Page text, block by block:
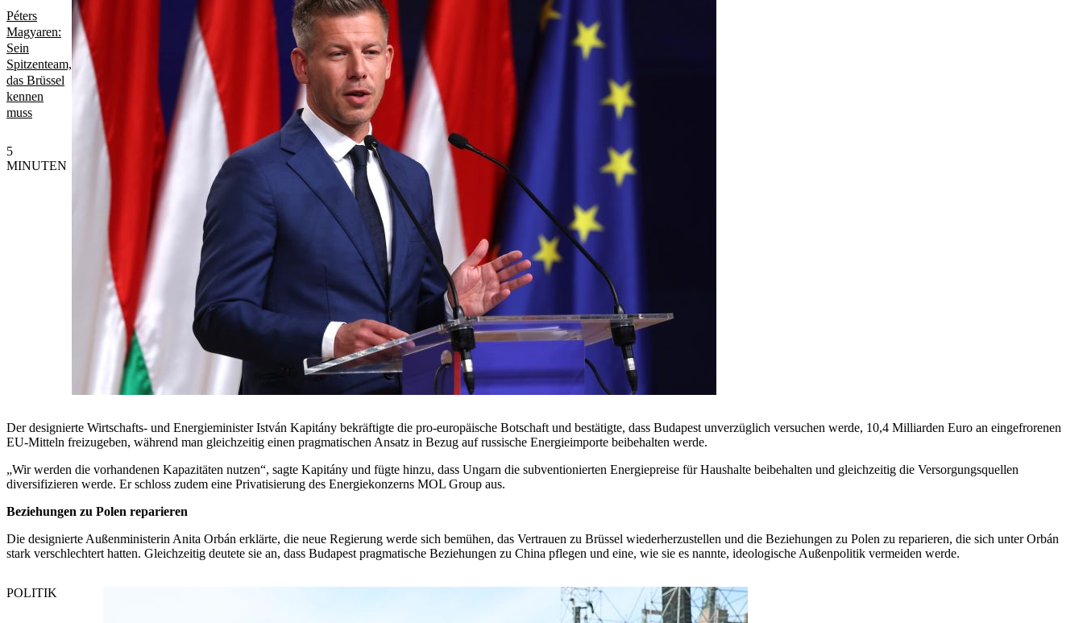
Péters
Magyaren:
Sein
Spitzenteam,
das Brüssel
kennen
muss
5
MINUTEN
Der designierte Wirtschafts- und Energieminister István Kapitány bekräftigte die pro-europäische Botschaft und bestätigte, dass Budapest unverzüglich versuchen werde, 10,4 Milliarden Euro an eingefrorenen
EU-Mitteln freizugeben, während man gleichzeitig einen pragmatischen Ansatz in Bezug auf russische Energieimporte beibehalten werde.
„Wir werden die vorhandenen Kapazitäten nutzen“, sagte Kapitány und fügte hinzu, dass Ungarn die subventionierten Energiepreise für Haushalte beibehalten und gleichzeitig die Versorgungsquellen
diversifizieren werde. Er schloss zudem eine Privatisierung des Energiekonzerns MOL Group aus.
Beziehungen zu Polen reparieren
Die designierte Außenministerin Anita Orbán erklärte, die neue Regierung werde sich bemühen, das Vertrauen zu Brüssel wiederherzustellen und die Beziehungen zu Polen zu reparieren, die sich unter Orbán
stark verschlechtert hatten. Gleichzeitig deutete sie an, dass Budapest pragmatische Beziehungen zu China pflegen und eine, wie sie es nannte, ideologische Außenpolitik vermeiden werde.
POLITIK